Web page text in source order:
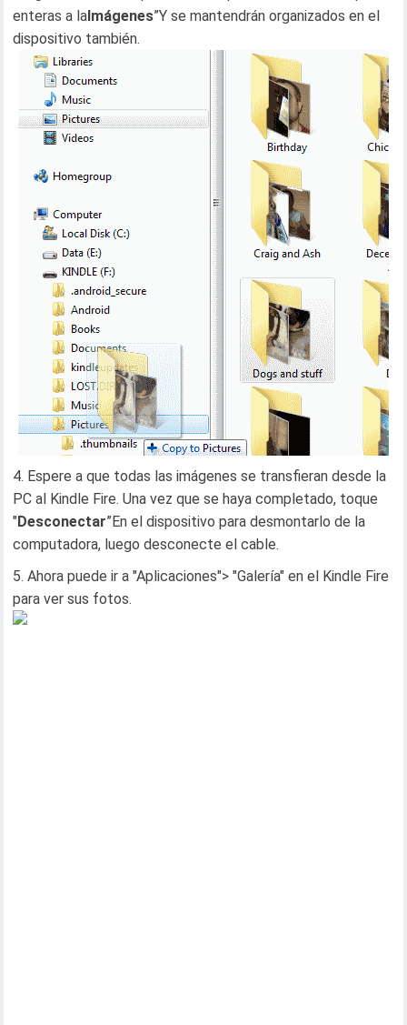
enteras a laImágenes”Y se mantendrán organizados en el
dispositivo también.
Espere a que todas las imágenes se transfieran desde la
PC al Kindle Fire. Una vez que se haya completado, toque
"Desconectar”En el dispositivo para desmontarlo de la
computadora, luego desconecte el cable.
Ahora puede ir a "Aplicaciones"> "Galería" en el Kindle Fire
para ver sus fotos.